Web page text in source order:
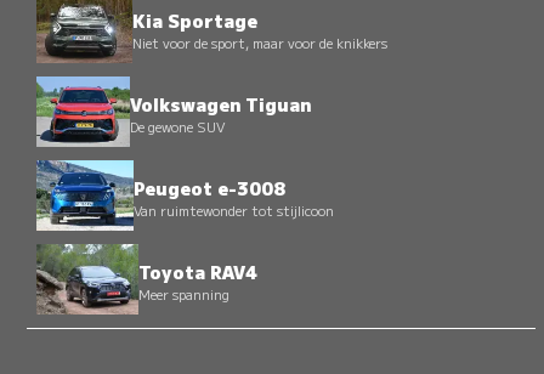
Kia Sportage
Niet voor de sport, maar voor de knikkers
Volkswagen Tiguan
De gewone SUV
Peugeot e-3008
Van ruimtewonder tot stijlicoon
Toyota RAV4
Meer spanning